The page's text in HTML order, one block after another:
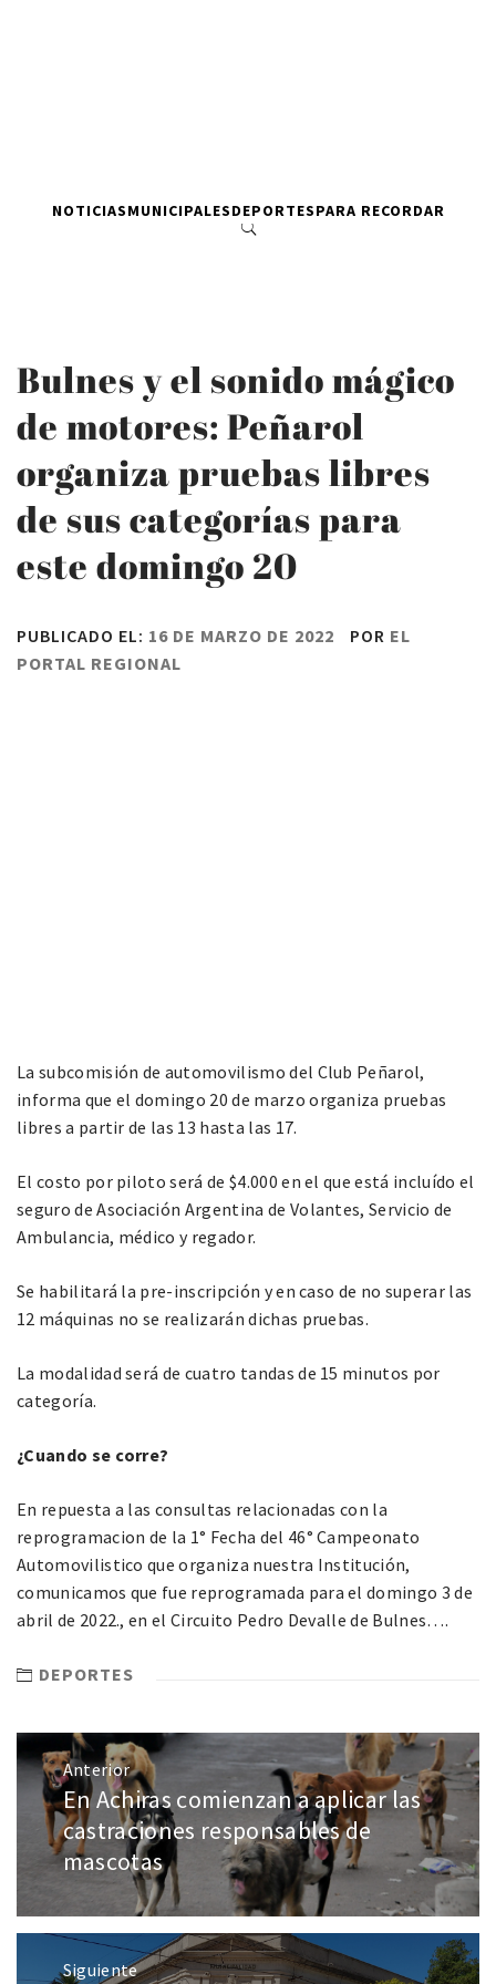
NOTICIASMUNICIPALESDEPORTESPARA RECORDAR
Bulnes y el sonido mágico
de motores: Peñarol
organiza pruebas libres
de sus categorías para
este domingo 20
PUBLICADO EL: 16 DE MARZO DE 2022 POR EL
PORTAL REGIONAL
La subcomisión de automovilismo del Club Peñarol,
informa que el domingo 20 de marzo organiza pruebas
libres a partir de las 13 hasta las 17.
El costo por piloto será de $4.000 en el que está incluído el
seguro de Asociación Argentina de Volantes, Servicio de
Ambulancia, médico y regador.
Se habilitará la pre-inscripción y en caso de no superar las
12 máquinas no se realizarán dichas pruebas.
La modalidad será de cuatro tandas de 15 minutos por
categoría.
¿Cuando se corre?
En repuesta a las consultas relacionadas con la
reprogramacion de la 1° Fecha del 46° Campeonato
Automovilistico que organiza nuestra Institución,
comunicamos que fue reprogramada para el domingo 3 de
abril de 2022., en el Circuito Pedro Devalle de Bulnes….
DEPORTES
Anterior
En Achiras comienzan a aplicar las
castraciones responsables de
mascotas
Siguiente